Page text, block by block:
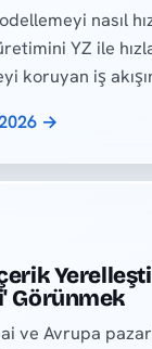
nasıl
YZ ile
koruyan iş
→
Görünmek
ve Avrupa